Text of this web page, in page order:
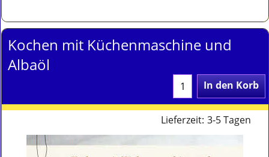
Kochen mit Küchenmaschine und
Albaöl
In den Korb
Lieferzeit: 3-5 Tagen